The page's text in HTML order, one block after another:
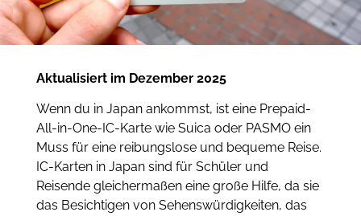
Aktualisiert im Dezember 2025
Wenn du in Japan ankommst, ist eine Prepaid-
All-in-One-IC-Karte wie Suica oder PASMO ein
Muss für eine reibungslose und bequeme Reise.
IC-Karten in Japan sind für Schüler und
Reisende gleichermaßen eine große Hilfe, da sie
das Besichtigen von Sehenswürdigkeiten, das